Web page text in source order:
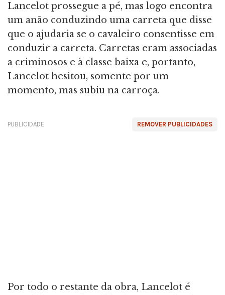
Lancelot prossegue a pé, mas logo encontra
um anão conduzindo uma carreta que disse
que o ajudaria se o cavaleiro consentisse em
conduzir a carreta. Carretas eram associadas
a criminosos e à classe baixa e, portanto,
Lancelot hesitou, somente por um
momento, mas subiu na carroça.
REMOVER PUBLICIDADES
PUBLICIDADE
Por todo o restante da obra, Lancelot é